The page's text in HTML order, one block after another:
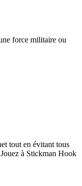
force militaire ou
tout en évitant tous
à Stickman Hook